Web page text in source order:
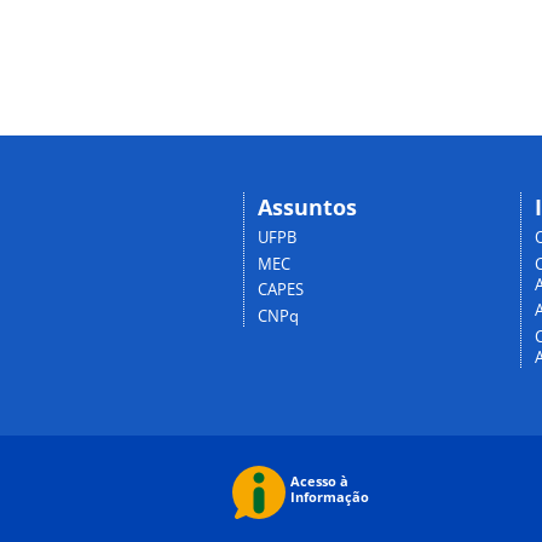
Assuntos
UFPB
MEC
CAPES
CNPq